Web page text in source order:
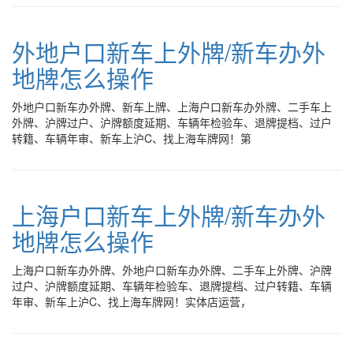
外地户口新车上外牌/新车办外
地牌怎么操作
外地户口新车办外牌、新车上牌、上海户口新车办外牌、二手车上
外牌、沪牌过户、沪牌额度延期、车辆年检验车、退牌提档、过户
转籍、车辆年审、新车上沪C、找上海车牌网！第
上海户口新车上外牌/新车办外
地牌怎么操作
上海户口新车办外牌、外地户口新车办外牌、二手车上外牌、沪牌
过户、沪牌额度延期、车辆年检验车、退牌提档、过户转籍、车辆
年审、新车上沪C、找上海车牌网！实体店运营，